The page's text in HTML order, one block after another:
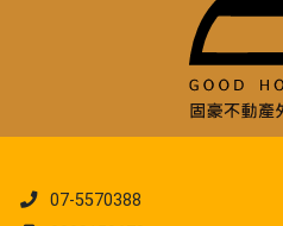
07-5570388